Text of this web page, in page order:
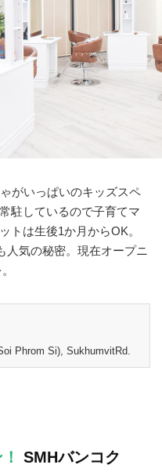
がいっぱいのキッズスペ
駐しているので子育てマ
トは生後1か月からOK。
人気の秘密。現在オープニ
Phrom Si), SukhumvitRd.
SMHバンコク